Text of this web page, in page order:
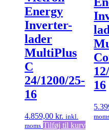
Energy
Inverter-
lader
MultiPlus
C
24/1200/25-
16
4.859,00 kr. inkl.
moms Tilføj til kurv
16